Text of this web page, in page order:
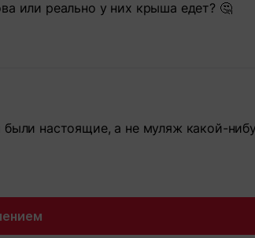
или реально у них крыша едет? 🤔
настоящие, а не муляж какой-